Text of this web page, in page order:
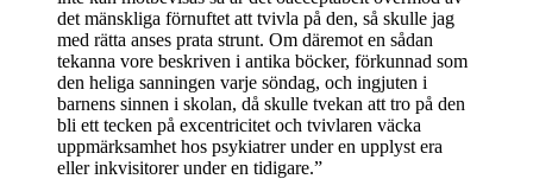
det mänskliga förnuftet att tvivla på den, så skulle jag
med rätta anses prata strunt. Om däremot en sådan
tekanna vore beskriven i antika böcker, förkunnad som
den heliga sanningen varje söndag, och ingjuten i
barnens sinnen i skolan, då skulle tvekan att tro på den
bli ett tecken på excentricitet och tvivlaren väcka
uppmärksamhet hos psykiatrer under en upplyst era
eller inkvisitorer under en tidigare.”